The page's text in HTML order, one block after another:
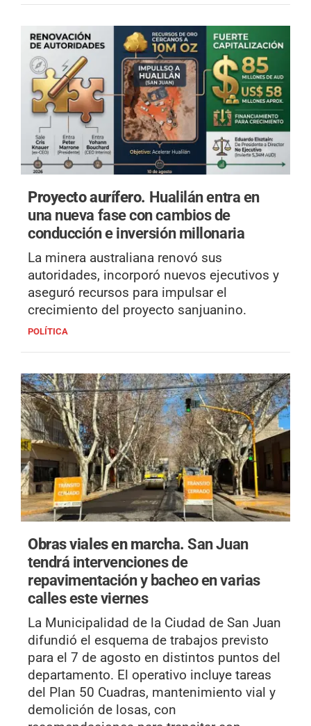
Proyecto aurífero. Hualilán entra en
una nueva fase con cambios de
conducción e inversión millonaria
La minera australiana renovó sus
autoridades, incorporó nuevos ejecutivos y
aseguró recursos para impulsar el
crecimiento del proyecto sanjuanino.
POLÍTICA
Obras viales en marcha.San Juan
tendrá intervenciones de
repavimentación y bacheo en varias
calles este viernes
La Municipalidad de la Ciudad de San Juan
difundió el esquema de trabajos previsto
para el 7 de agosto en distintos puntos del
departamento. El operativo incluye tareas
del Plan 50 Cuadras, mantenimiento vial y
demolición de losas, con